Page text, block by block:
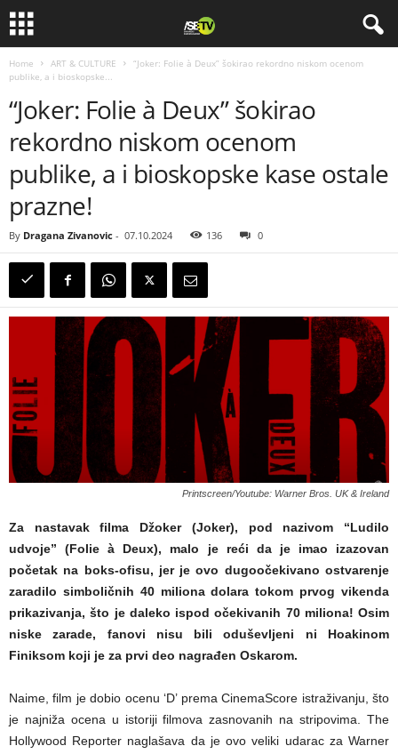
Home ART & CULTURE
“Joker: Folie à Deux” šokirao rekordno niskom ocenom
publike, a i bioskopske...
“Joker: Folie à Deux” šokirao
rekordno niskom ocenom
publike, a i bioskopske kase ostale
prazne!
By Dragana Zivanovic - 07.10.2024 136 0
Printscreen/Youtube: Warner Bros. UK & Ireland
Za nastavak filma Džoker (Joker), pod nazivom “Ludilo
udvoje” (Folie à Deux), malo je reći da je imao izazovan
početak na boks-ofisu, jer je ovo dugoočekivano ostvarenje
zaradilo simboličnih 40 miliona dolara tokom prvog vikenda
prikazivanja, što je daleko ispod očekivanih 70 miliona! Osim
niske zarade, fanovi nisu bili oduševljeni ni Hoakinom
Finiksom koji je za prvi deo nagrađen Oskarom.
Naime, film je dobio ocenu ‘D’ prema CinemaScore istraživanju, što
je najniža ocena u istoriji filmova zasnovanih na stripovima. The
Hollywood Reporter naglašava da je ovo veliki udarac za Warner